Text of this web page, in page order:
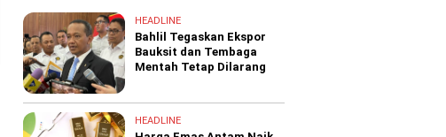
HEADLINE
Bahlil Tegaskan Ekspor
Bauksit dan Tembaga
Mentah Tetap Dilarang
HEADLINE